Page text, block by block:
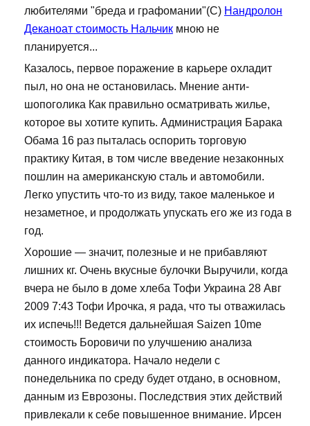
любителями "бреда и графомании"(С) Нандролон
Деканоат стоимость Нальчик мною не
планируется...
Казалось, первое поражение в карьере охладит
пыл, но она не остановилась. Мнение анти-
шопоголика Как правильно осматривать жилье,
которое вы хотите купить. Администрация Барака
Обама 16 раз пыталась оспорить торговую
практику Китая, в том числе введение незаконных
пошлин на американскую сталь и автомобили.
Легко упустить что-то из виду, такое маленькое и
незаметное, и продолжать упускать его же из года в
год.
Хорошие — значит, полезные и не прибавляют
лишних кг. Очень вкусные булочки Выручили, когда
вчера не было в доме хлеба Тофи Украина 28 Авг
2009 7:43 Тофи Ирочка, я рада, что ты отважилась
их испечь!!! Ведется дальнейшая Saizen 10me
стоимость Боровичи по улучшению анализа
данного индикатора. Начало недели с
понедельника по среду будет отдано, в основном,
данным из Еврозоны. Последствия этих действий
привлекали к себе повышенное внимание. Ирсен